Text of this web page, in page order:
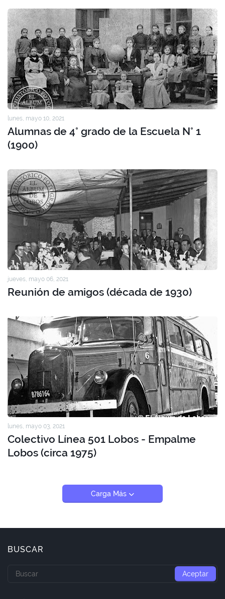
lunes, mayo 10, 2021
Alumnas de 4° grado de la Escuela N° 1
(1900)
jueves, mayo 06, 2021
Reunión de amigos (década de 1930)
lunes, mayo 03, 2021
Colectivo Línea 501 Lobos - Empalme
Lobos (circa 1975)
Carga Más
BUSCAR